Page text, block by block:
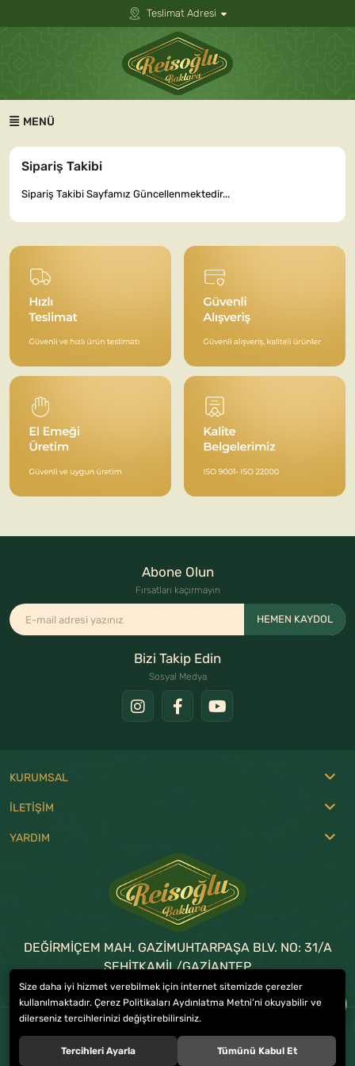
Teslimat Adresi
MENÜ
Sipariş Takibi
Sipariş Takibi Sayfamız Güncellenmektedir...
Abone Olun
Fırsatları kaçırmayın
HEMEN KAYDOL
Bizi Takip Edin
Sosyal Medya
KURUMSAL
İLETİŞİM
YARDIM
DEĞİRMİÇEM MAH. GAZİMUHTARPAŞA BLV. NO: 31/A
ŞEHİTKAMİL/GAZİANTEP
0 (342) 215 17 57-336 38 38
© 2023 REİSOĞLU BAKLAVA . Tüm hakları saklıdır.
Size daha iyi hizmet verebilmek için internet sitemizde çerezler
kullanılmaktadır. Çerez Politikaları Aydınlatma Metni’ni okuyabilir ve
dilerseniz tercihlerinizi değiştirebilirsiniz.
Tercihleri Ayarla Tümünü Kabul Et